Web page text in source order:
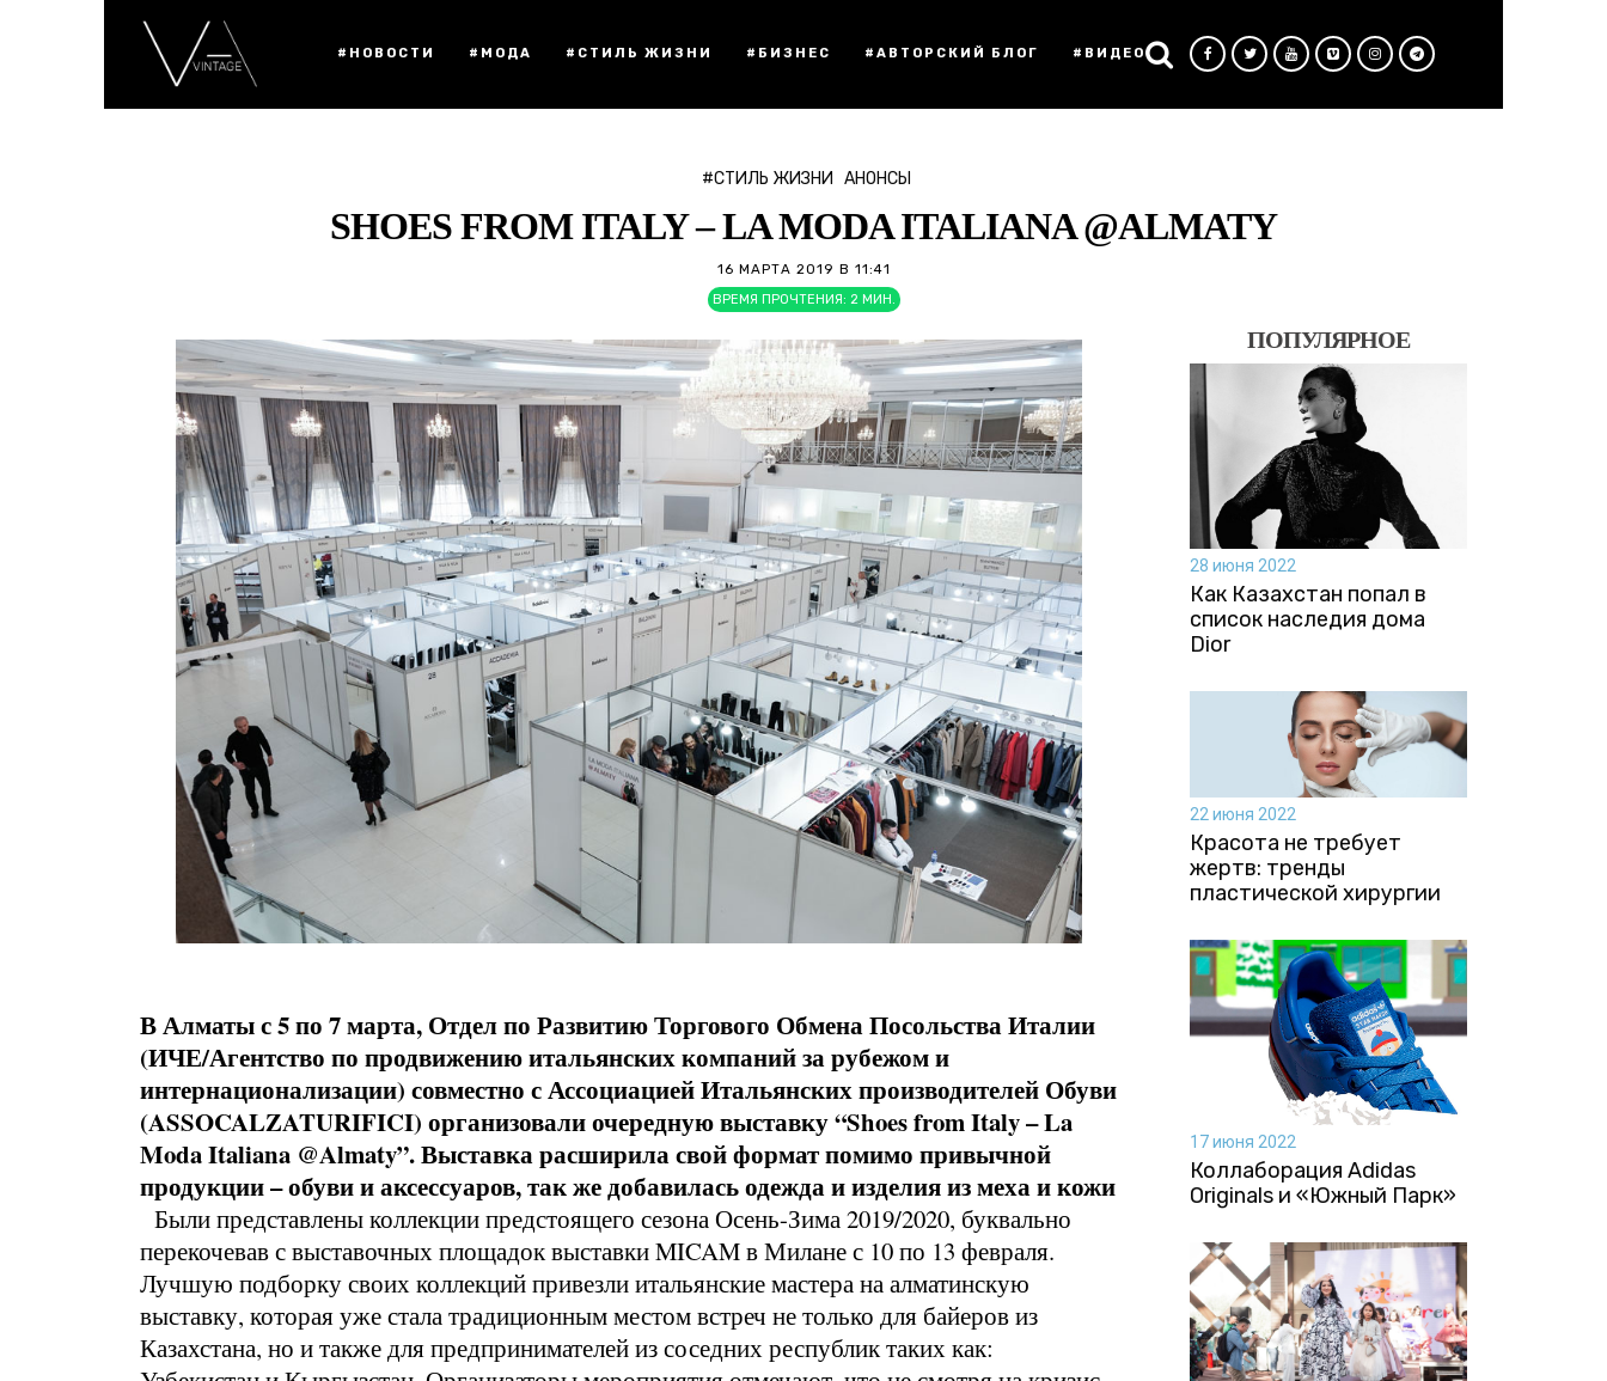
#НОВОСТИ #МОДА #СТИЛЬ ЖИЗНИ #БИЗНЕС #АВТОРСКИЙ БЛОГ #ВИДЕО
#СТИЛЬ ЖИЗНИ АНОНСЫ
SHOES FROM ITALY – LA MODA ITALIANA @ALMATY
16 МАРТА 2019 В 11:41
ВРЕМЯ ПРОЧТЕНИЯ: 2 МИН.
В Алматы с 5 по 7 марта, Отдел по Развитию Торгового Обмена Посольства Италии
(ИЧЕ/Агентство по продвижению итальянских компаний за рубежом и
интернационализации) совместно с Ассоциацией Итальянских производителей Обуви
(ASSOCALZATURIFICI) организовали очередную выставку “Shoes from Italy – La
Moda Italiana @Almaty”. Выставка расширила свой формат помимо привычной
продукции – обуви и аксессуаров, так же добавилась одежда и изделия из меха и кожи
Были представлены коллекции предстоящего сезона Осень-Зима 2019/2020, буквально
перекочевав с выставочных площадок выставки MICAM в Милане с 10 по 13 февраля.
Лучшую подборку своих коллекций привезли итальянские мастера на алматинскую
выставку, которая уже стала традиционным местом встреч не только для байеров из
Казахстана, но и также для предпринимателей из соседних республик таких как:
ПОПУЛЯРНОЕ
28 июня 2022
Как Казахстан попал в
список наследия дома
Dior
22 июня 2022
Красота не требует
жертв: тренды
пластической хирургии
17 июня 2022
Коллаборация Аdidas
Originals и «Южный Парк»